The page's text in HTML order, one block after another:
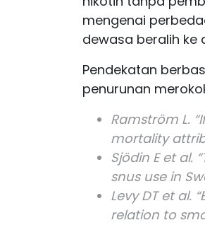
mengenai
dewasa beralih ke
Pendekatan
penurunan
Ramström L.
mortality
Sjödin E et al.
snus use in
Levy DT et al.
relation to